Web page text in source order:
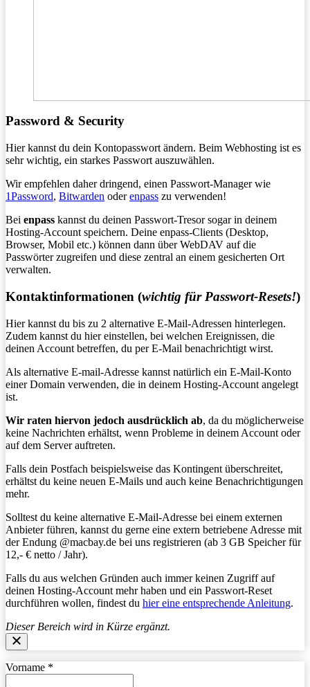
Password & Security
Hier kannst du dein Kontopasswort ändern. Beim Webhosting ist es
sehr wichtig, ein starkes Passwort auszuwählen.
Wir empfehlen daher dringend, einen Passwort-Manager wie
1Password, Bitwarden oderenpass zu verwenden!
Bei enpass kannst du deinen Passwort-Tresor sogar in deinem
Hosting-Account speichern. Deine enpass-Clients (Desktop,
Browser, Mobil etc.) können dann über WebDAV auf die
Passwörter zugreifen und diese zentral an einem gesicherten Ort
verwalten.
Kontaktinformationen (wichtig für Passwort-Resets!)
Hier kannst du bis zu 2 alternative E-Mail-Adressen hinterlegen.
Zudem kannst du hier einstellen, bei welchen Ereignissen, die
deinen Account betreffen, du per E-Mail benachrichtigt wirst.
Als alternative E-mail-Adresse kannst natürlich ein E-Mail-Konto
einer Domain verwenden, die in deinem Hosting-Account angelegt
ist.
Wir raten hiervon jedoch ausdrücklich ab, da du möglicherweise
keine Nachrichten erhältst, wenn Probleme in deinem Account oder
auf dem Server auftreten.
Falls dein Postfach beispielsweise das Kontingent überschreitet,
erhältst du keine neuen E-Mails und auch keine Benachrichtigungen
mehr.
Solltest du keine alternative E-Mail-Adresse bei einem externen
Anbieter führen, kannst du gerne eine extern betriebene Adresse mit
der Endung @macbay.de bei uns registrieren (ab 3 GB Speicher für
12,- € netto / Jahr).
Falls du aus welchen Gründen auch immer keinen Zugriff auf
deinen Hosting-Account mehr haben und ein Passwort-Reset
durchführen wollen, findest du hier eine entsprechende Anleitung.
Dieser Bereich wird in Kürze ergänzt.
Vorname *